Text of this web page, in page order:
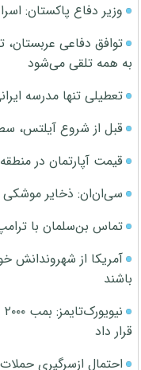
وزیر دفاع پاکستان:
توافق دفاعی
به همه تلقی می‌شود
تعطیلی تنها مدرسه
قبل از شروع آیلتس،
قیمت آپارتمان در منطقه 22 تهران چقدر است؟
سی‌ان‌ان: ذخایر
تماس بن‌سلمان با
آمریکا از شهروندانش
باشند
قرار داد
احتمال ازسرگیری